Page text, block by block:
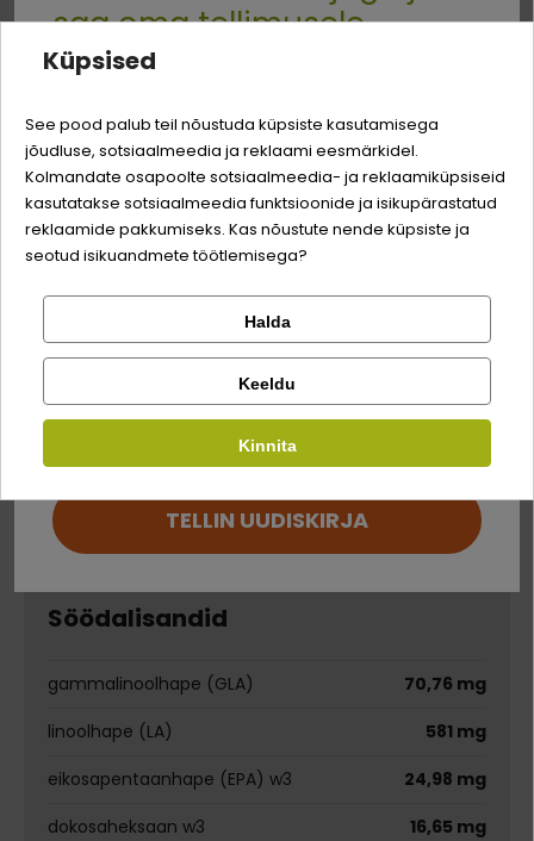
Kirjuta arvustus
kehakaalu kohta.
Pakend:15 ml pudel koos dosaatoriga.
Päritoluriik:Hispaania
Kellele
VEDELIKUD
Tõu suurus
KÕIKIDELE
KASSIPOEGADELE
kuningakepi õli
99,95%
E-vitamiin
0,05%
Söödalisandid
gammalinoolhape (GLA)
70,76 mg
linoolhape (LA)
581 mg
eikosapentaanhape (EPA) w3
24,98 mg
dokosaheksaan w3
16,65 mg
Quality:
Kirjuta arvustus
Kontrolli tellimust
Logi sisse
Registreeru
Facebook
Google
saa oma tellimusele
-3% soodustust
Sina ja su perekonna parim sõber väärite veel
odavamat hinda!
Lemmikloom
Kauplus
TELLIN UUDISKIRJA
Küpsised
See pood palub teil nõustuda küpsiste kasutamisega
jõudluse, sotsiaalmeedia ja reklaami eesmärkidel.
Kolmandate osapoolte sotsiaalmeedia- ja reklaamiküpsiseid
kasutatakse sotsiaalmeedia funktsioonide ja isikupärastatud
reklaamide pakkumiseks. Kas nõustute nende küpsiste ja
seotud isikuandmete töötlemisega?
Halda
Keeldu
Kinnita